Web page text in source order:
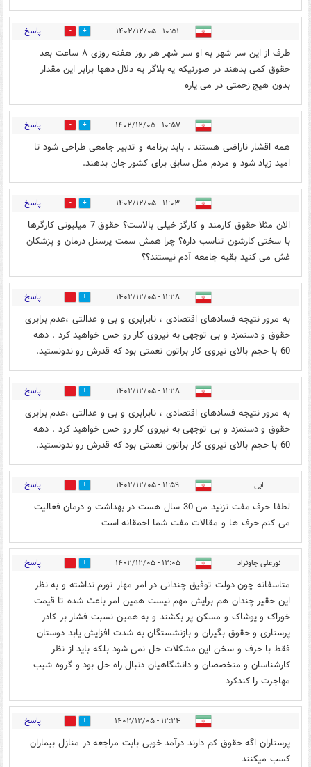
۱۰:۵۱ - ۱۴۰۲/۱۲/۰۵ 13 پاسخ
طرف از این سر شهر به او سر شهر هر روز هفته روزی ۸ ساعت بعد
حقوق کمی بدهند در صورتیکه یه بلاگر یه دلال دهها برابر این مقدار
بدون هیچ زحمتی در می یاره
۱۰:۵۷ - ۱۴۰۲/۱۲/۰۵ 13 پاسخ
همه اقشار ناراضی هستند . باید برنامه و تدبیر جامعی طراحی شود تا
امید زیاد شود و مردم مثل سابق برای کشور جان بدهند.
۱۱:۰۳ - ۱۴۰۲/۱۲/۰۵ 15 پاسخ
الان مثلا حقوق کارمند و کارگز خیلی بالاست؟ حقوق 7 میلیونی کارگرها
با سختی کارشون تناسب داره؟ چرا همش سمت پرسنل درمان و پزشکان
غش می کنید بقیه جامعه آدم نیستند؟؟
۱۱:۲۸ - ۱۴۰۲/۱۲/۰۵ 17 پاسخ
به مرور نتیجه فسادهای اقتصادی ، نابرابری و بی و عدالتی ،عدم برابری
حقوق و دستمزد و بی توجهی به نیروی کار رو حس خواهید کرد . دهه
60 با حجم بالای نیروی کار براتون نعمتی بود که قدرش رو ندونستید.
۱۱:۲۸ - ۱۴۰۲/۱۲/۰۵ 8 پاسخ
به مرور نتیجه فسادهای اقتصادی ، نابرابری و بی و عدالتی ،عدم برابری
حقوق و دستمزد و بی توجهی به نیروی کار رو حس خواهید کرد . دهه
60 با حجم بالای نیروی کار براتون نعمتی بود که قدرش رو ندونستید.
ابی ۱۱:۵۹ - ۱۴۰۲/۱۲/۰۵ 2 پاسخ
لطفا حرف مفت نزنید من 30 سال هست در بهداشت و درمان فعالیت
می کنم حرف ها و مقالات مفت شما احمقانه است
نورعلی جاونزاد ۱۲:۰۵ - ۱۴۰۲/۱۲/۰۵ 3 پاسخ
متاسفانه چون دولت توفیق چندانی در امر مهار تورم نداشته و به نظر
این حقیر چندان هم برایش مهم نیست همین امر باعث شده تا قیمت
خوراک و پوشاک و مسکن پر بکشند و به همین نسبت فشار بر کادر
پرستاری و حقوق بگیران و بازنشستگان به شدت افزایش یابد دوستان
فقط با حرف و سخن این مشکلات حل نمی شود بلکه باید از نظر
کارشناسان و متخصصان و دانشگاهیان دنبال راه حل بود و گروه شیب
مهاجرت را کندکرد
۱۲:۲۴ - ۱۴۰۲/۱۲/۰۵ 1 پاسخ
پرستاران اگه حقوق کم دارند درآمد خوبی بابت مراجعه در منازل بیماران
کسب میکنند